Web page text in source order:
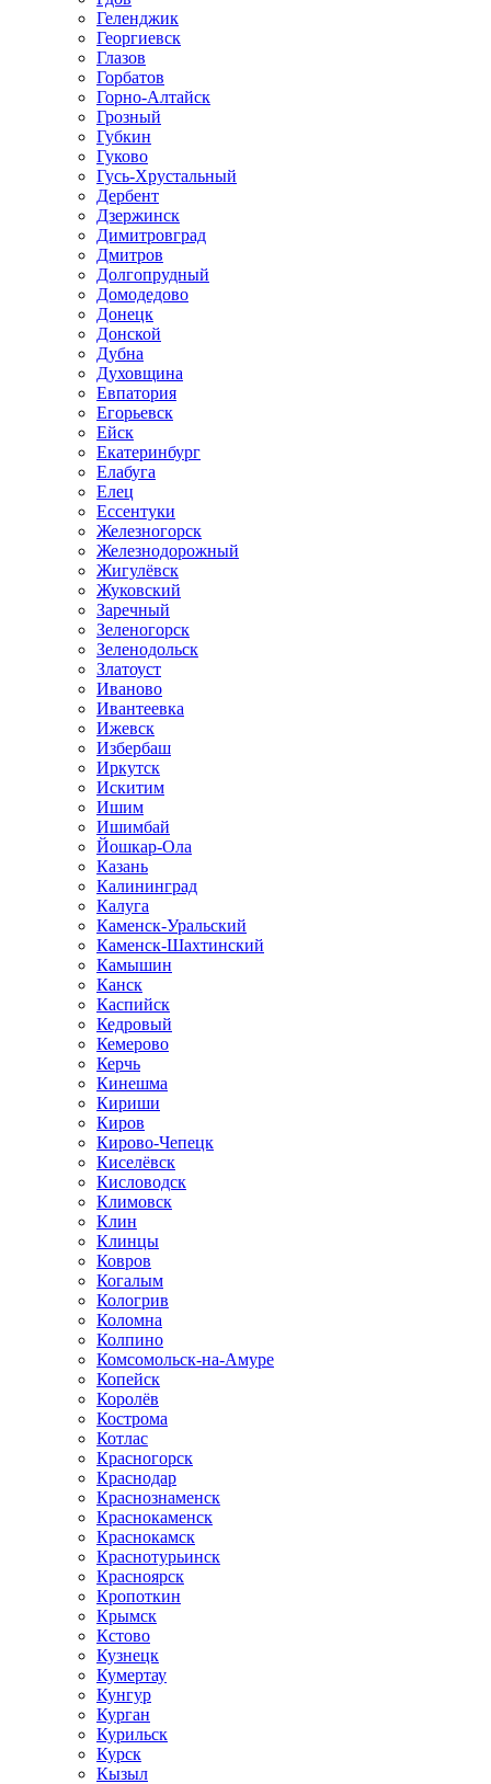
Геленджик
Георгиевск
Глазов
Горбатов
Горно-Алтайск
Грозный
Губкин
Гуково
Гусь-Хрустальный
Дербент
Дзержинск
Димитровград
Дмитров
Долгопрудный
Домодедово
Донецк
Донской
Дубна
Духовщина
Евпатория
Егорьевск
Ейск
Екатеринбург
Елабуга
Елец
Ессентуки
Железногорск
Железнодорожный
Жигулёвск
Жуковский
Заречный
Зеленогорск
Зеленодольск
Златоуст
Иваново
Ивантеевка
Ижевск
Избербаш
Иркутск
Искитим
Ишим
Ишимбай
Йошкар-Ола
Казань
Калининград
Калуга
Каменск-Уральский
Каменск-Шахтинский
Камышин
Канск
Каспийск
Кедровый
Кемерово
Керчь
Кинешма
Кириши
Киров
Кирово-Чепецк
Киселёвск
Кисловодск
Климовск
Клин
Клинцы
Ковров
Когалым
Кологрив
Коломна
Колпино
Комсомольск-на-Амуре
Копейск
Королёв
Кострома
Котлас
Красногорск
Краснодар
Краснознаменск
Краснокаменск
Краснокамск
Краснотурьинск
Красноярск
Кропоткин
Крымск
Кстово
Кузнецк
Кумертау
Кунгур
Курган
Курильск
Курск
Кызыл